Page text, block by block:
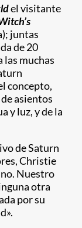
el visitante
juntas
de 20
las muchas
concepto,
asientos
y luz, y de la
de Saturn
Christie
Nuestro
otra
por su